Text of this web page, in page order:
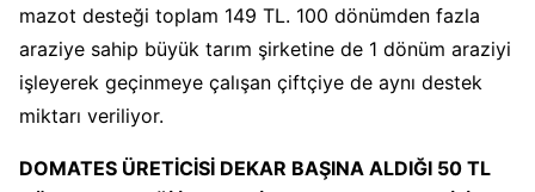
mazot desteği toplam 149 TL. 100 dönümden fazla
araziye sahip büyük tarım şirketine de 1 dönüm araziyi
işleyerek geçinmeye çalışan çiftçiye de aynı destek
miktarı veriliyor.
DOMATES ÜRETİCİSİ DEKAR BAŞINA ALDIĞI 50 TL